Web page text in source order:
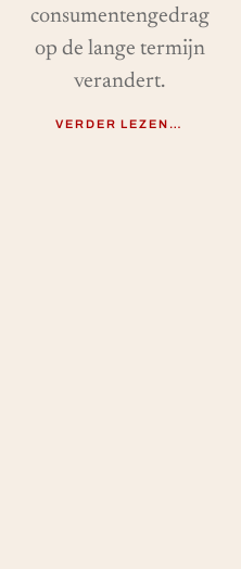
consumentengedrag
op de lange termijn
verandert.
VERDER LEZEN…